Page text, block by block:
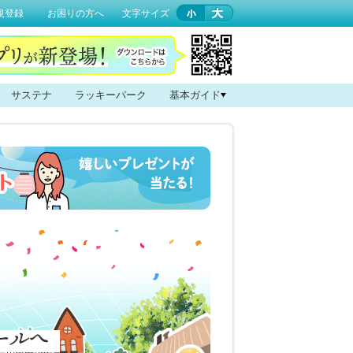
登録 お困りの方へ 文字サイズ
サステナ ラッキーパーク 基本ガイド